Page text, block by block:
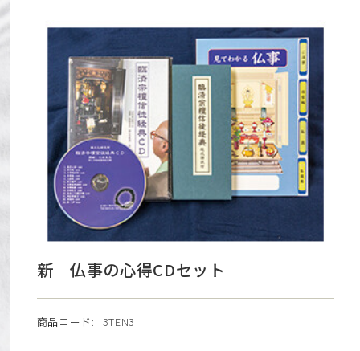
新 仏事の心得CDセット
商品コード: 3TEN3